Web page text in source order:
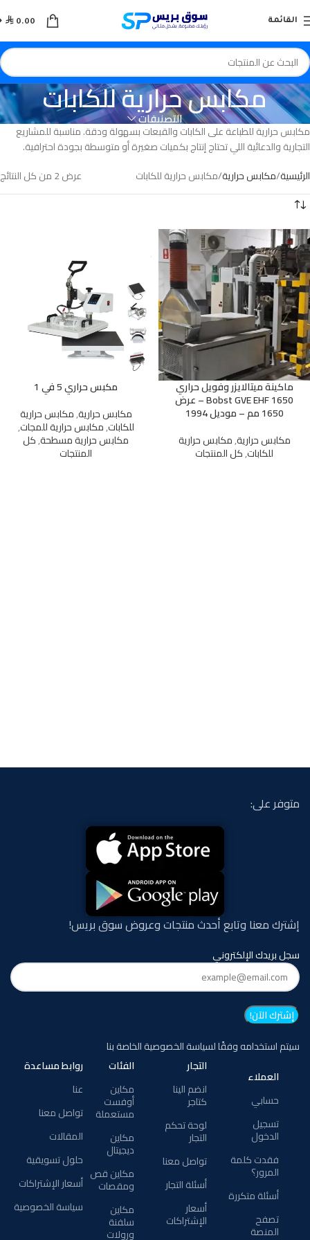
القائمة  0.00
مكابس حرارية للكابات
التصنيفات
مكابس حرارية للطباعة على الكابات والقبعات بسهولة ودقة. مناسبة للمشاريع
التجارية والدعائية اللي تحتاج إنتاج بكميات صغيرة أو متوسطة بجودة احترافية.
الرئيسية مكابس حرارية مكابس حرارية للكابات عرض ⁦2⁩ من كل النتائج
ماكينة ميتالايزر وفويل حراري
Bobst GVE EHF 1650 – عرض
1650 مم – موديل 1994
مكابس حرارية,مكابس حرارية
للكابات,كل المنتجات
مكبس حراري 5 في 1
مكابس حرارية,مكابس حرارية
للكابات,مكابس حرارية للمجات,
مكابس حرارية مسطحة,كل
المنتجات
متوفر على:
إشترك معنا وتابع أحدث منتجات وعروض سوق بريس!
سجل بريدك الإلكتروني
سيتم استخدامه وفقًا لسياسة الخصوصية الخاصة بنا
العملاء
حسابي
تسجيل
الدخول
فقدت كلمة
المرور؟
أسئلة متكررة
تصفح
المنصة
التجار
انضم الينا
كتاجر
لوحة تحكم
التجار
تواصل معنا
أسئلة التجار
أسعار
الإشتراكات
الفئات
مكاين
أوفست
مستعملة
مكاين
ديجيتال
مكاين قص
ومقصات
مكاين
سلفنة
ورولات
روابط مساعدة
عنا
تواصل معنا
المقالات
حلول تسويقية
أسعار الإشتراكات
سياسة الخصوصية